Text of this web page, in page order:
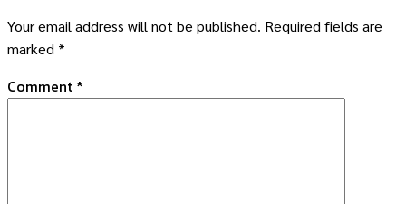
Your email address will not be published. Required fields are
marked *
Comment *